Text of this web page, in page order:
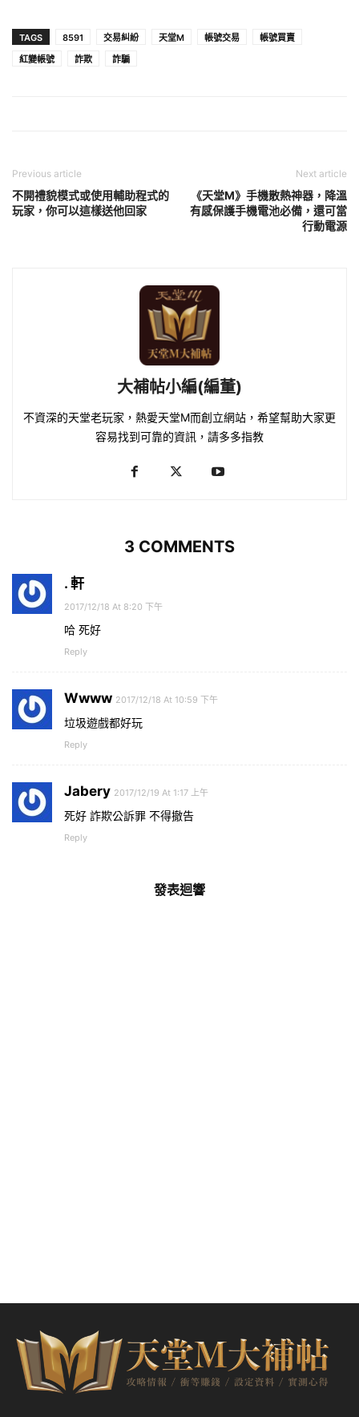
TAGS 8591 交易糾紛 天堂M 帳號交易
帳號買賣
紅變帳號
詐欺 詐騙
Previous article
不開禮貌模式或使用輔助程式的
玩家，你可以這樣送他回家
Next article
《天堂M》手機散熱神器，降溫
有感保護手機電池必備，還可當
行動電源
大補帖小編(編董)
不資深的天堂老玩家，熱愛天堂M而創立網站，希望幫助大家更
容易找到可靠的資訊，請多多指教
3 COMMENTS
. 軒
2017/12/18 At 8:20 下午
哈 死好
Reply
Wwww 2017/12/18 At 10:59 下午
垃圾遊戲都好玩
Reply
Jabery 2017/12/19 At 1:17 上午
死好 詐欺公訴罪 不得撤告
Reply
發表迴響